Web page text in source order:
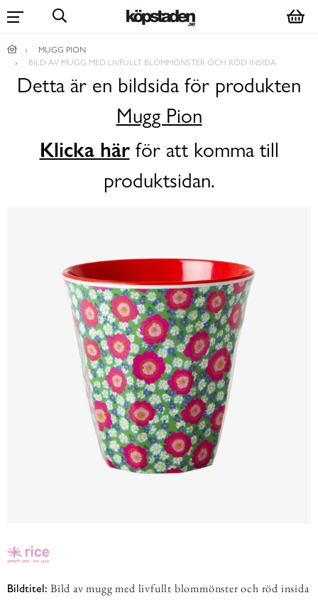
MUGG PION
BILD AV MUGG MED LIVFULLT BLOMMÖNSTER OCH RÖD INSIDA
Detta är en bildsida för produkten
Mugg Pion
Klicka härför att komma till
produktsidan.
Bildtitel: Bild av mugg med livfullt blommönster och röd insida